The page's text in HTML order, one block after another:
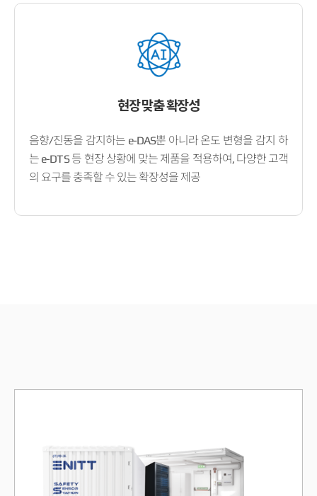
현장 맞춤 확장성
음향/진동을 감지하는 e-DAS뿐 아니라 온도 변형을 감지 하
는 e-DTS 등 현장 상황에 맞는 제품을 적용하여, 다양한 고객
의 요구를 충족할 수 있는 확장성을 제공